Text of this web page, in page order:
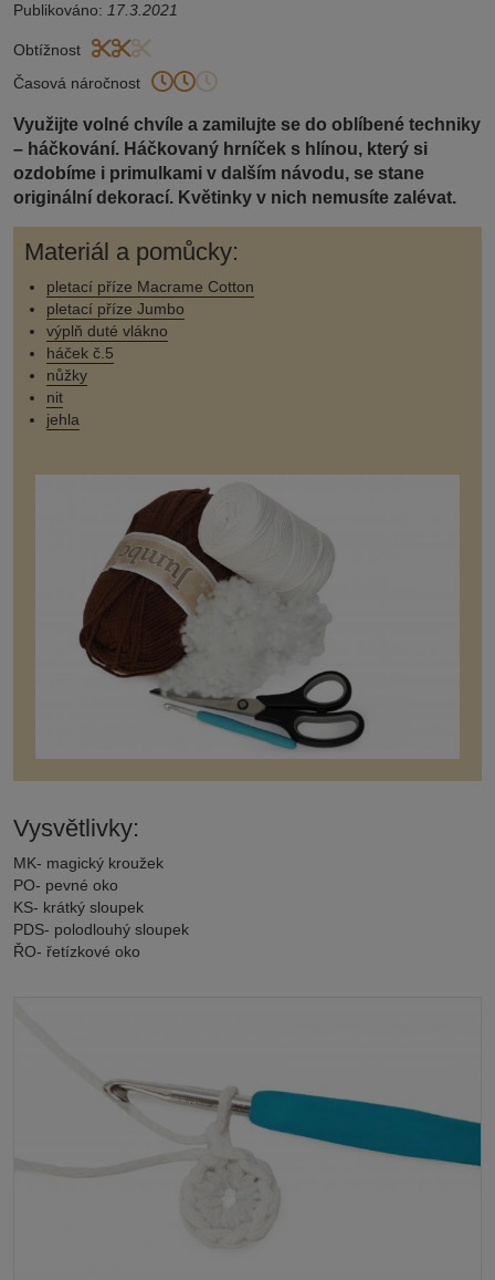
Publikováno: 17.3.2021
Obtížnost
Časová náročnost
Využijte volné chvíle a zamilujte se do oblíbené techniky
– háčkování. Háčkovaný hrníček s hlínou, který si
ozdobíme i primulkami v dalším návodu, se stane
originální dekorací. Květinky v nich nemusíte zalévat.
Materiál a pomůcky:
pletací příze Macrame Cotton
pletací příze Jumbo
výplň duté vlákno
háček č.5
nůžky
nit
jehla
Vysvětlivky:
MK- magický kroužek
PO- pevné oko
KS- krátký sloupek
PDS- polodlouhý sloupek
ŘO- řetízkové oko